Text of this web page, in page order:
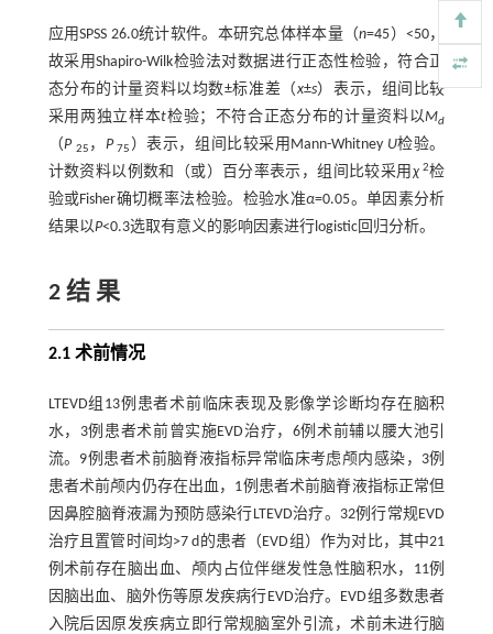
应用SPSS 26.0统计软件。本研究总体样本量（n=45）<50，
故采用Shapiro-Wilk检验法对数据进行正态性检验，符合正
态分布的计量资料以均数±标准差（x±s）表示，组间比较
采用两独立样本t检验；不符合正态分布的计量资料以Md
（P 25 ， P 75 ）表示，组间比较采用Mann-Whitney U检验。
计数资料以例数和（或）百分率表示，组间比较采用 χ 2检
验或Fisher确切概率法检验。检验水准α=0.05。单因素分析
结果以P<0.3选取有意义的影响因素进行logistic回归分析。
2 结 果
2.1 术前情况
LTEVD组13例患者术前临床表现及影像学诊断均存在脑积
水，3例患者术前曾实施EVD治疗，6例术前辅以腰大池引
流。9例患者术前脑脊液指标异常临床考虑颅内感染，3例
患者术前颅内仍存在出血，1例患者术前脑脊液指标正常但
因鼻腔脑脊液漏为预防感染行LTEVD治疗。32例行常规EVD
治疗且置管时间均>7 d的患者（EVD组）作为对比，其中21
例术前存在脑出血、颅内占位伴继发性急性脑积水，11例
因脑出血、脑外伤等原发疾病行EVD治疗。EVD组多数患者
入院后因原发疾病立即行常规脑室外引流，术前未进行脑